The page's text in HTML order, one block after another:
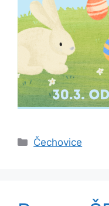
Rubriky
Čechovice